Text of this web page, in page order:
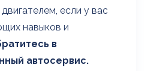
если у вас
навыков и
в
автосервис.